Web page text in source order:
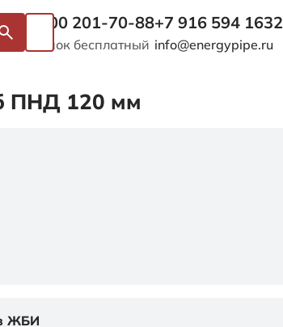
8 800 201-70-88
Звонок бесплатный
+7 916 594 1632
info@energypipe.ru
ПНД 120 мм
ЖБИ